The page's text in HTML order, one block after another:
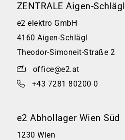
ZENTRALE Aigen-Schlägl
e2 elektro GmbH
4160 Aigen-Schlägl
Theodor-Simoneit-Straße 2
office@e2.at
+43 7281 80200 0
e2 Abhollager Wien Süd
1230 Wien